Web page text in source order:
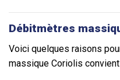
Débitmètres
Voici quelques raisons
massique Coriolis